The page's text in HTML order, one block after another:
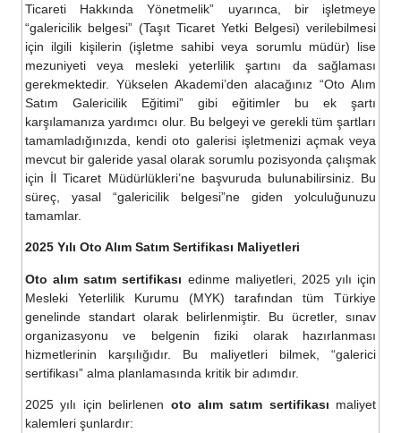
Ticareti Hakkında Yönetmelik” uyarınca, bir işletmeye
“galericilik belgesi” (Taşıt Ticaret Yetki Belgesi) verilebilmesi
için ilgili kişilerin (işletme sahibi veya sorumlu müdür) lise
mezuniyeti veya mesleki yeterlilik şartını da sağlaması
gerekmektedir. Yükselen Akademi’den alacağınız “Oto Alım
Satım Galericilik Eğitimi” gibi eğitimler bu ek şartı
karşılamanıza yardımcı olur. Bu belgeyi ve gerekli tüm şartları
tamamladığınızda, kendi oto galerisi işletmenizi açmak veya
mevcut bir galeride yasal olarak sorumlu pozisyonda çalışmak
için İl Ticaret Müdürlükleri’ne başvuruda bulunabilirsiniz. Bu
süreç, yasal “galericilik belgesi”ne giden yolculuğunuzu
tamamlar.
2025 Yılı Oto Alım Satım Sertifikası Maliyetleri
Oto alım satım sertifikası edinme maliyetleri, 2025 yılı için
Mesleki Yeterlilik Kurumu (MYK) tarafından tüm Türkiye
genelinde standart olarak belirlenmiştir. Bu ücretler, sınav
organizasyonu ve belgenin fiziki olarak hazırlanması
hizmetlerinin karşılığıdır. Bu maliyetleri bilmek, “galerici
sertifikası” alma planlamasında kritik bir adımdır.
2025 yılı için belirlenen oto alım satım sertifikası maliyet
kalemleri şunlardır: